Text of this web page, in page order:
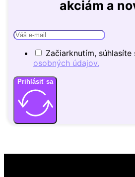
akciám a
Začiarknutím, súhlasíte
osobných údajov.
Prihlásiť sa